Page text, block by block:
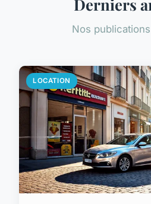
Derniers
Nos
LOCATION